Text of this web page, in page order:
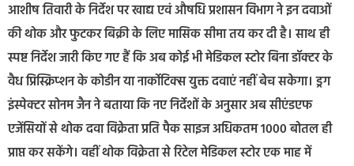
आशीष तिवारी के निर्देश पर खाद्य एवं औषधि प्रशासन विभाग ने इन दवाओं
की थोक और फुटकर बिक्री के लिए मासिक सीमा तय कर दी है। साथ ही
स्पष्ट निर्देश जारी किए गए हैं कि अब कोई भी मेडिकल स्टोर बिना डॉक्टर के
वैध प्रिस्क्रिप्शन के कोडीन या नार्कोटिक्स युक्त दवाएं नहीं बेच सकेगा। ड्रग
इंस्पेक्टर सोनम जैन ने बताया कि नए निर्देशों के अनुसार अब सीएंडएफ
एजेंसियों से थोक दवा विक्रेता प्रति पैक साइज अधिकतम 1000 बोतल ही
प्राप्त कर सकेंगे। वहीं थोक विक्रेता से रिटेल मेडिकल स्टोर एक माह में